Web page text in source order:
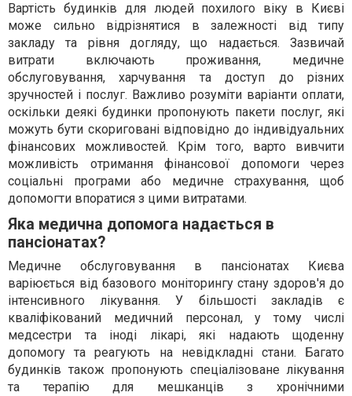
Вартість будинків для людей похилого віку в Києві
може сильно відрізнятися в залежності від типу
закладу та рівня догляду, що надається. Зазвичай
витрати включають проживання, медичне
обслуговування, харчування та доступ до різних
зручностей і послуг. Важливо розуміти варіанти оплати,
оскільки деякі будинки пропонують пакети послуг, які
можуть бути скориговані відповідно до індивідуальних
фінансових можливостей. Крім того, варто вивчити
можливість отримання фінансової допомоги через
соціальні програми або медичне страхування, щоб
допомогти впоратися з цими витратами.
Яка медична допомога надається в
пансіонатах?
Медичне обслуговування в пансіонатах Києва
варіюється від базового моніторингу стану здоров'я до
інтенсивного лікування. У більшості закладів є
кваліфікований медичний персонал, у тому числі
медсестри та іноді лікарі, які надають щоденну
допомогу та реагують на невідкладні стани. Багато
будинків також пропонують спеціалізоване лікування
та терапію для мешканців з хронічними